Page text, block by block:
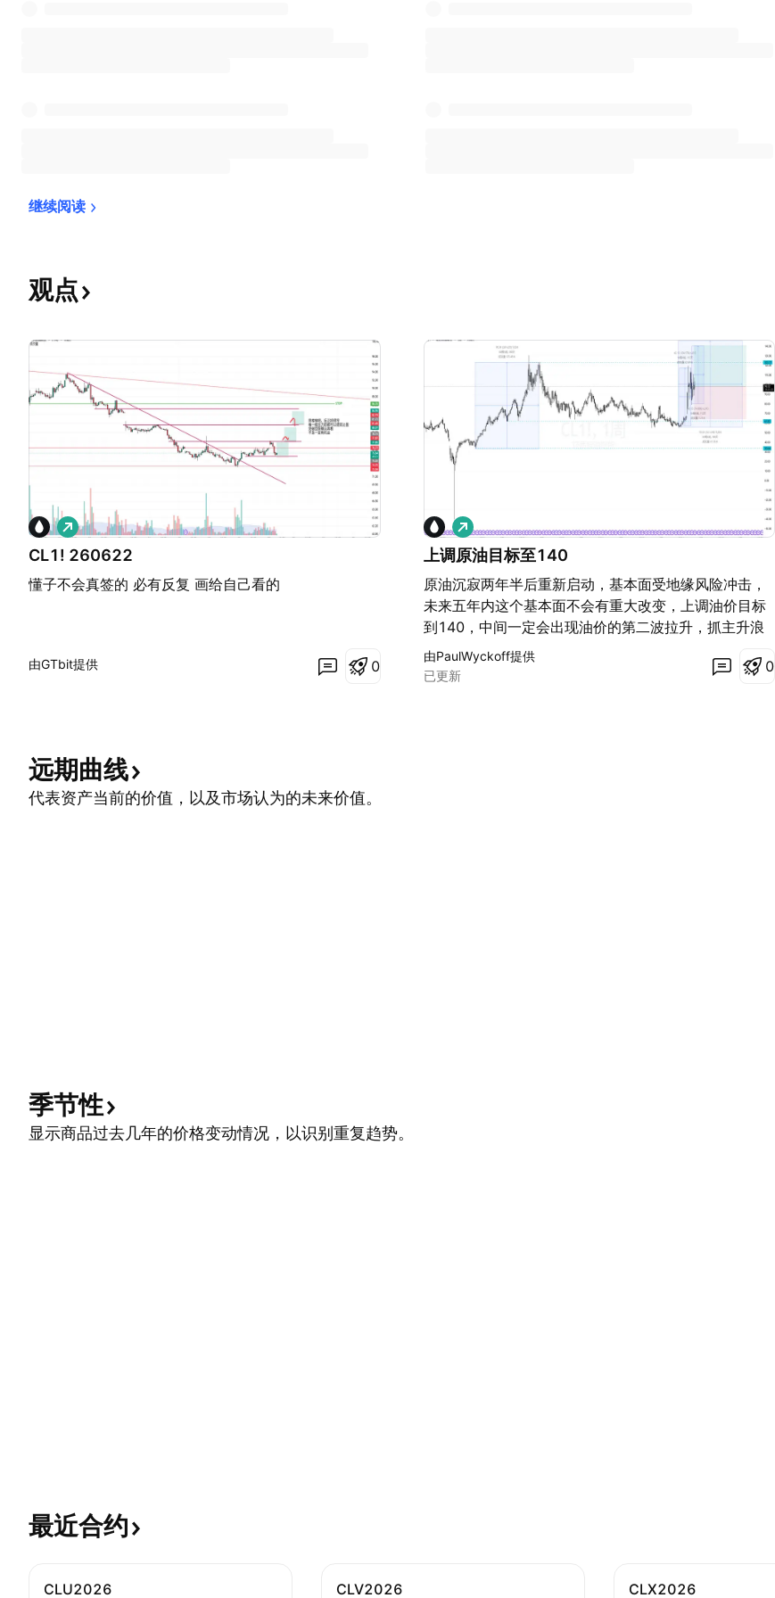
继续阅读
观点
CL1! 260622
懂子不会真签的 必有反复 画给自己看的
做
多
由GTbit提供 0
上调原油目标至140
原油沉寂两年半后重新启动，基本面受地缘风险冲击，
未来五年内这个基本面不会有重大改变，上调油价目标
到140，中间一定会出现油价的第二波拉升，抓主升浪
做
多
由PaulWyckoff提供
已更新
0
远期曲线
代表资产当前的价值，以及市场认为的未来价值。
季节性
显示商品过去几年的价格变动情况，以识别重复趋势。
最近合约
CLU2026 CLV2026 CLX2026